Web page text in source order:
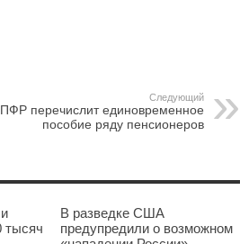
Следующий
ПФР перечислит единовременное
пособие ряду пенсионеров
тысяч
В разведке США
предупредили о возможном